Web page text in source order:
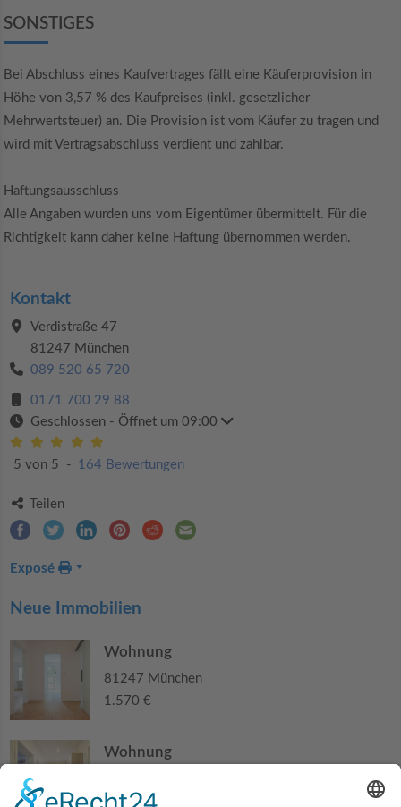
SONSTIGES
Bei Abschluss eines Kaufvertrages fällt eine Käuferprovision in
Höhe von 3,57 % des Kaufpreises (inkl. gesetzlicher
Mehrwertsteuer) an. Die Provision ist vom Käufer zu tragen und
wird mit Vertragsabschluss verdient und zahlbar.
Haftungsausschluss
Alle Angaben wurden uns vom Eigentümer übermittelt. Für die
Richtigkeit kann daher keine Haftung übernommen werden.
Kontakt
Verdistraße 47
81247 München
089 520 65 720
0171 700 29 88
Geschlossen- Öffnet um 09:00
5 von 5 - 164 Bewertungen
Teilen
Exposé
Neue Immobilien
Wohnung
81247 München
1.570 €
Wohnung
210.000 €